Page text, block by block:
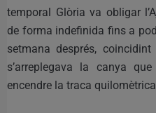
temporal Glòria va obligar
de forma indefinida fins a
setmana després,
s’arreplegava la canya
encendre la traca